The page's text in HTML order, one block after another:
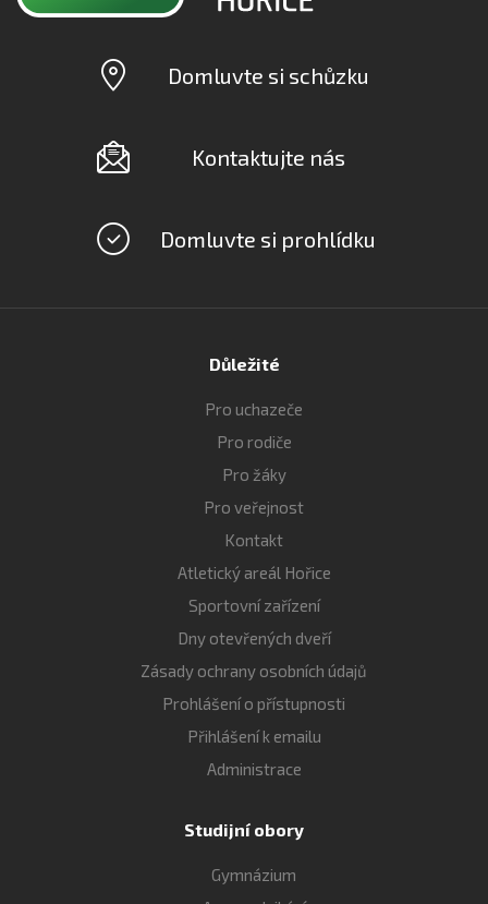
Domluvte si schůzku
Kontaktujte nás
Domluvte si prohlídku
Důležité
Pro uchazeče
Pro rodiče
Pro žáky
Pro veřejnost
Kontakt
Atletický areál Hořice
Sportovní zařízení
Dny otevřených dveří
Zásady ochrany osobních údajů
Prohlášení o přístupnosti
Přihlášení k emailu
Administrace
Studijní obory
Gymnázium